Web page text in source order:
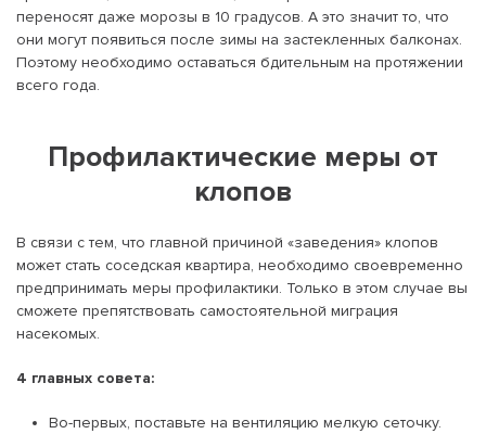
переносят даже морозы в 10 градусов. А это значит то, что
они могут появиться после зимы на застекленных балконах.
Поэтому необходимо оставаться бдительным на протяжении
всего года.
Профилактические меры от
клопов
В связи с тем, что главной причиной «заведения» клопов
может стать соседская квартира, необходимо своевременно
предпринимать меры профилактики. Только в этом случае вы
сможете препятствовать самостоятельной миграция
насекомых.
4 главных совета:
Во-первых, поставьте на вентиляцию мелкую сеточку.